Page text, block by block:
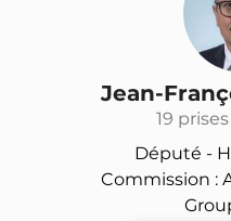
Jean-
19
Député -
Commission :